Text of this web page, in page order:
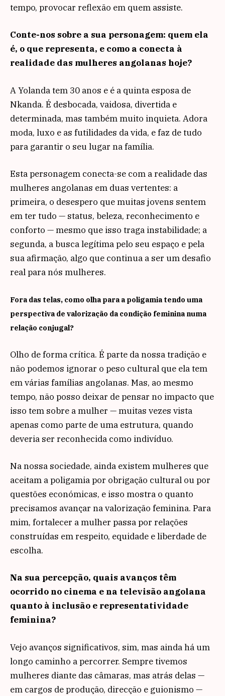
tempo, provocar reflexão em quem assiste.
Conte-nos sobre a sua personagem: quem ela
é, o que representa, e como a conecta à
realidade das mulheres angolanas hoje?
A Yolanda tem 30 anos e é a quinta esposa de
Nkanda. É desbocada, vaidosa, divertida e
determinada, mas também muito inquieta. Adora
moda, luxo e as futilidades da vida, e faz de tudo
para garantir o seu lugar na família.
Esta personagem conecta-se com a realidade das
mulheres angolanas em duas vertentes: a
primeira, o desespero que muitas jovens sentem
em ter tudo — status, beleza, reconhecimento e
conforto — mesmo que isso traga instabilidade; a
segunda, a busca legítima pelo seu espaço e pela
sua afirmação, algo que continua a ser um desafio
real para nós mulheres.
Fora das telas, como olha para a poligamia tendo uma
perspectiva de valorização da condição feminina numa
relação conjugal?
Olho de forma crítica. É parte da nossa tradição e
não podemos ignorar o peso cultural que ela tem
em várias famílias angolanas. Mas, ao mesmo
tempo, não posso deixar de pensar no impacto que
isso tem sobre a mulher — muitas vezes vista
apenas como parte de uma estrutura, quando
deveria ser reconhecida como indivíduo.
Na nossa sociedade, ainda existem mulheres que
aceitam a poligamia por obrigação cultural ou por
questões económicas, e isso mostra o quanto
precisamos avançar na valorização feminina. Para
mim, fortalecer a mulher passa por relações
construídas em respeito, equidade e liberdade de
escolha.
Na sua percepção, quais avanços têm
ocorrido no cinema e na televisão angolana
quanto à inclusão e representatividade
feminina?
Vejo avanços significativos, sim, mas ainda há um
longo caminho a percorrer. Sempre tivemos
mulheres diante das câmaras, mas atrás delas —
em cargos de produção, direcção e guionismo —